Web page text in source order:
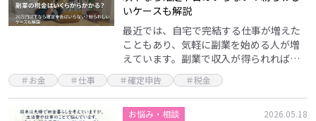
いケースも解説
最近では、自宅で完結する仕事が増えた
こともあり、気軽に副業を始める人が増
えています。副業で収入が得られれば嬉
しいものですが、収入が増えれば「確定
申告」をしなければならないケースもあ
るため、注意が必要で…
＃お金 ＃仕事 ＃確定申告 ＃税金
お悩み・相談 2026.05.18